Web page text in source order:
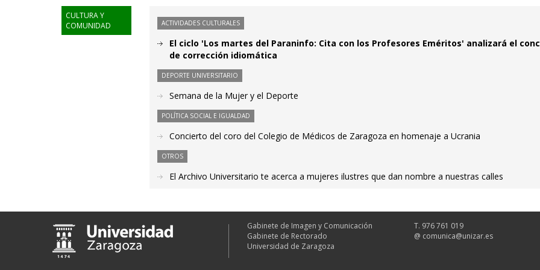
CULTURA Y
COMUNIDAD
ACTIVIDADES CULTURALES
El ciclo 'Los martes del Paraninfo: Cita con los Profesores Eméritos' analizará el
de corrección idiomática
DEPORTE UNIVERSITARIO
Semana de la Mujer y el Deporte
POLÍTICA SOCIAL E IGUALDAD
Concierto del coro del Colegio de Médicos de Zaragoza en homenaje a Ucrania
OTROS
El Archivo Universitario te acerca a mujeres ilustres que dan nombre a nuestras calles
Gabinete de Imagen y Comunicación
Gabinete de Rectorado
Universidad de Zaragoza
T. 976 761 019
@ comunica@unizar.es